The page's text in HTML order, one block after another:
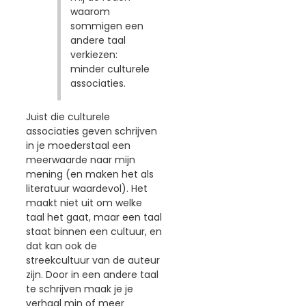
waarom
sommigen een
andere taal
verkiezen:
minder culturele
associaties.
Juist die culturele
associaties geven schrijven
in je moederstaal een
meerwaarde naar mijn
mening (en maken het als
literatuur waardevol). Het
maakt niet uit om welke
taal het gaat, maar een taal
staat binnen een cultuur, en
dat kan ook de
streekcultuur van de auteur
zijn. Door in een andere taal
te schrijven maak je je